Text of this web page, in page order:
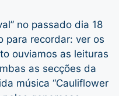
no passado dia 18
para recordar: ver os
ouviamos as leituras
as secções da
música “Cauliflower